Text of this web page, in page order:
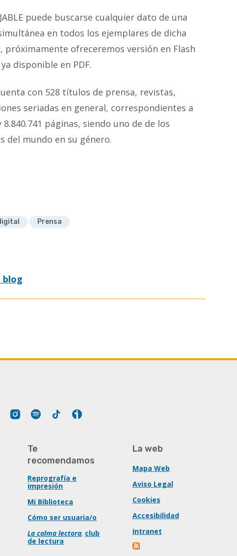
puede buscarse cualquier dato de una
en todos los ejemplares de dicha
próximamente ofreceremos versión en Flash
disponible en PDF.
con 528 títulos de prensa, revistas,
seriadas en general, correspondientes a
8.840.741 páginas, siendo uno de de los
del mundo en su género.
Prensa
blog
YouTubeInstagram
Spotify Tiktok
Te
recomendamos
Reprografía e
impresión
Mi Biblioteca
Cómo ser usuaria/o
La calma lectora, club
de lectura
La web
Mapa Web
Aviso Legal
Cookies
Accesibilidad
Intranet